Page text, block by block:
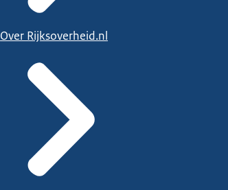
Over Rijksoverheid.nl